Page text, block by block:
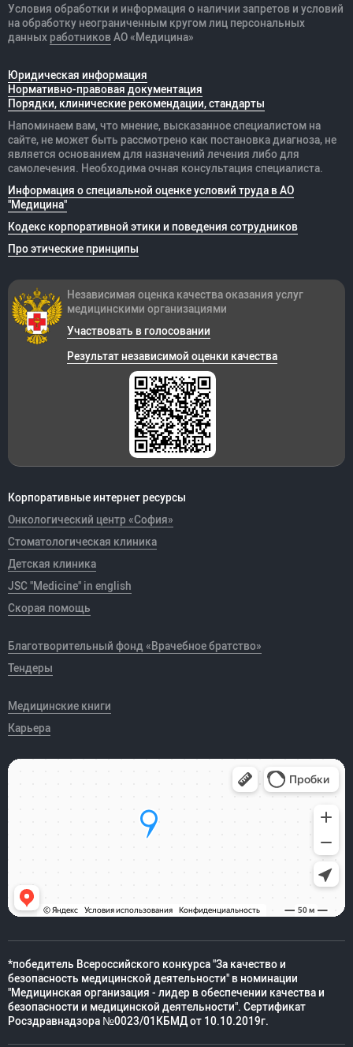
Условия обработки и информация о наличии запретов и условий
на обработку неограниченным кругом лиц персональных
данных работников АО «Медицина»
Юридическая информация
Нормативно-правовая документация
Порядки, клинические рекомендации, стандарты
Напоминаем вам, что мнение, высказанное специалистом на
сайте, не может быть рассмотрено как постановка диагноза, не
является основанием для назначений лечения либо для
самолечения. Необходима очная консультация специалиста.
Информация о специальной оценке условий труда в АО
"Медицина"
Кодекс корпоративной этики и поведения сотрудников
Про этические принципы
Корпоративные интернет ресурсы
Онкологический центр «София»
Стоматологическая клиника
Детская клиника
JSC "Medicine" in english
Скорая помощь
Благотворительный фонд «Врачебное братство»
Тендеры
Медицинские книги
Карьера
Независимая оценка качества оказания услуг
медицинскими организациями
Участвовать в голосовании
Результат независимой оценки качества
*победитель Всероссийского конкурса "За качество и
безопасность медицинской деятельности" в номинации
"Медицинская организация - лидер в обеспечении качества и
безопасности и медицинской деятельности". Сертификат
Росздравнадзора №0023/01КБМД от 10.10.2019г.